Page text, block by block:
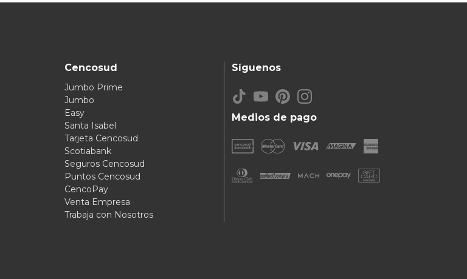
Cencosud
Jumbo Prime
Jumbo
Easy
Santa Isabel
Tarjeta Cencosud
Scotiabank
Seguros Cencosud
Puntos Cencosud
CencoPay
Venta Empresa
Trabaja con Nosotros
Medios de pago
Síguenos